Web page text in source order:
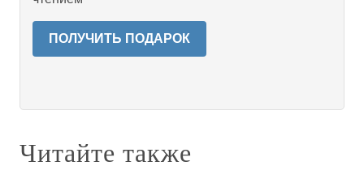
ПОЛУЧИТЬ ПОДАРОК
Читайте также